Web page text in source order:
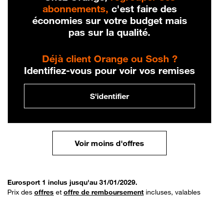
abonnements, c'est faire des
économies sur votre budget mais
pas sur la qualité.
Déjà client Orange ou Sosh ?
Identifiez-vous pour voir vos remises
S'identifier
Voir moins d'offres
Eurosport 1 inclus jusqu'au 31/01/2029.
Prix des offres et offre de remboursement incluses, valables